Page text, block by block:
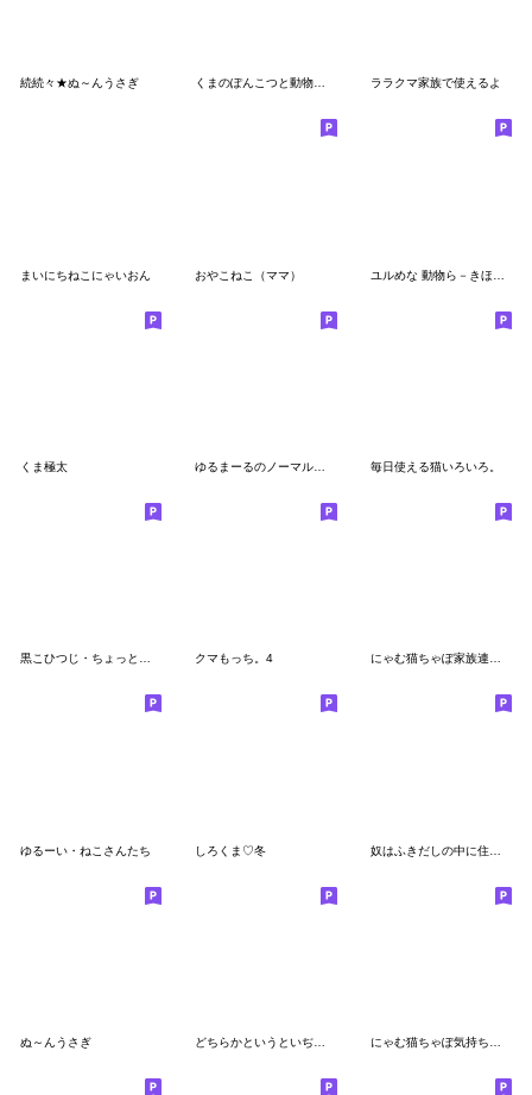
続続々★ぬ～んうさぎ くまのぽんこつと動物たち ララクマ家族で使えるよ
まいにちねこにゃいおん おやこねこ（ママ）
くま極太 毎日使える猫いろいろ。
黒こひつじ・ちょっとネガティブ クマもっち。4 にゃむ猫ちゃぽ家族連絡軍隊風
ゆるーい・ねこさんたち しろくま♡冬 奴はふきだしの中に住んでいる
ぬ～んうさぎ